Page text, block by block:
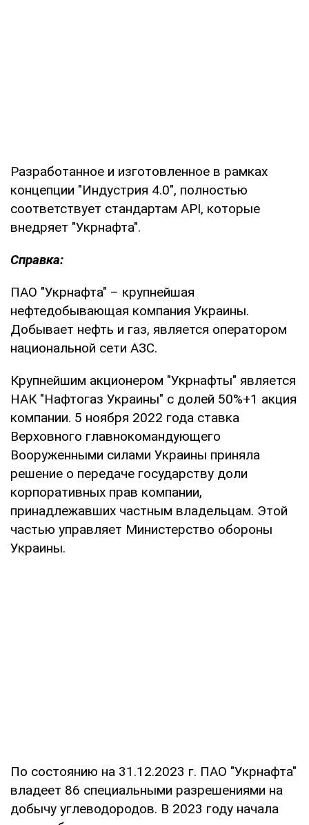
Разработанное и изготовленное в рамках
концепции "Индустрия 4.0", полностью
соответствует стандартам АРІ, которые
внедряет "Укрнафта".
Справка:
ПАО "Укрнафта" – крупнейшая
нефтедобывающая компания Украины.
Добывает нефть и газ, является оператором
национальной сети АЗС.
Крупнейшим акционером "Укрнафты" является
НАК "Нафтогаз Украины" с долей 50%+1 акция
компании. 5 ноября 2022 года ставка
Верховного главнокомандующего
Вооруженными силами Украины приняла
решение о передаче государству доли
корпоративных прав компании,
принадлежавших частным владельцам. Этой
частью управляет Министерство обороны
Украины.
По состоянию на 31.12.2023 г. ПАО "Укрнафта"
владеет 86 специальными разрешениями на
добычу углеводородов. В 2023 году начала